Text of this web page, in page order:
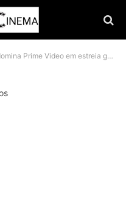
Prime Video em estreia global